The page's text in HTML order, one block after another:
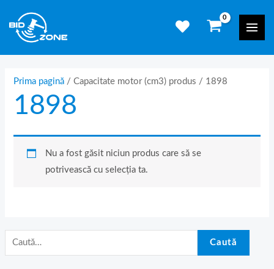
content
Caută
Prima pagină / Capacitate motor (cm3) produs / 1898
1898
Nu a fost găsit niciun produs care să se
potrivească cu selecția ta.